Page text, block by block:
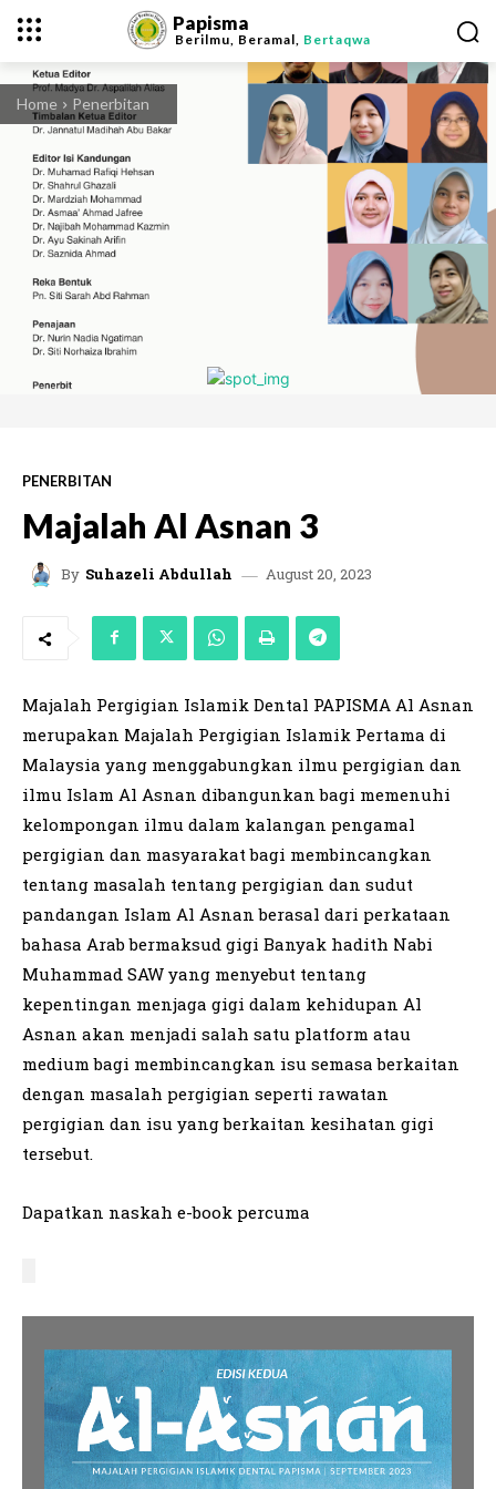
Papisma
Berilmu, Beramal, Bertaqwa
Home Penerbitan
PENERBITAN
Majalah Al Asnan 3
By Suhazeli Abdullah August 20, 2023
Majalah Pergigian Islamik Dental PAPISMA Al Asnan
merupakan Majalah Pergigian Islamik Pertama di
Malaysia yang menggabungkan ilmu pergigian dan
ilmu Islam Al Asnan dibangunkan bagi memenuhi
kelompongan ilmu dalam kalangan pengamal
pergigian dan masyarakat bagi membincangkan
tentang masalah tentang pergigian dan sudut
pandangan Islam Al Asnan berasal dari perkataan
bahasa Arab bermaksud gigi Banyak hadith Nabi
Muhammad SAW yang menyebut tentang
kepentingan menjaga gigi dalam kehidupan Al
Asnan akan menjadi salah satu platform atau
medium bagi membincangkan isu semasa berkaitan
dengan masalah pergigian seperti rawatan
pergigian dan isu yang berkaitan kesihatan gigi
tersebut.
Dapatkan naskah e-book percuma